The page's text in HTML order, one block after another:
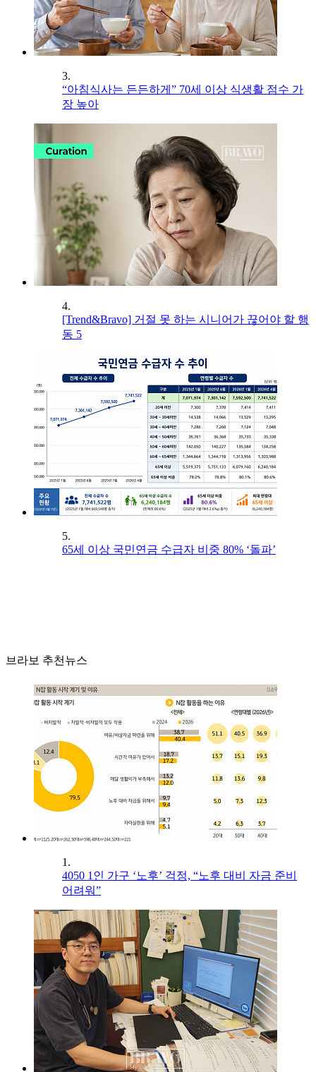
3.
“아침식사는 든든하게” 70세 이상 식생활 점수 가
장 높아
4.
[Trend&Bravo] 거절 못 하는 시니어가 끊어야 할 행
동 5
5.
65세 이상 국민연금 수급자 비중 80% ‘돌파’
브라보 추천뉴스
1.
4050 1인 가구 ‘노후’ 걱정, “노후 대비 자금 준비
어려워”